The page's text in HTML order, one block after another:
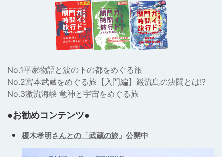
No.1平家物語と波の下の都をめぐる旅
No.2宮本武蔵をめぐる旅【入門編】巌流島の決闘とは!?
No.3激流海峡 竜神と宇宙をめぐる旅
●お勧めコンテンツ●
榎木孝明さんとの「武蔵の旅」公開中